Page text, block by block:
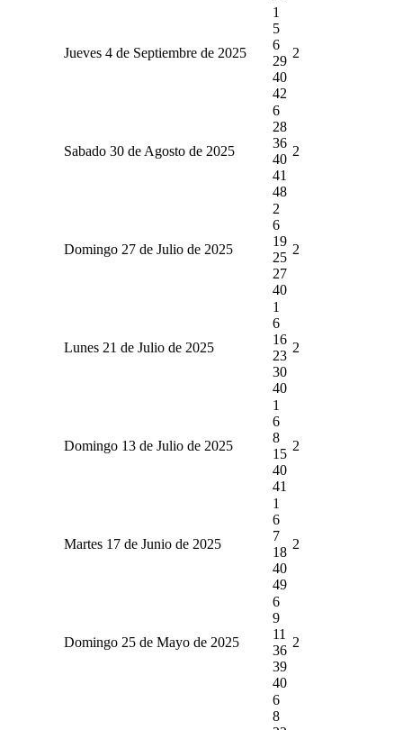
Jueves 4 de Septiembre de 2025
1
5
6
29
40
42
2
Sabado 30 de Agosto de 2025
6
28
36
40
41
48
2
Domingo 27 de Julio de 2025
2
6
19
25
27
40
2
Lunes 21 de Julio de 2025
1
6
16
23
30
40
2
Domingo 13 de Julio de 2025
1
6
8
15
40
41
2
Martes 17 de Junio de 2025
1
6
7
18
40
49
2
Domingo 25 de Mayo de 2025
6
9
11
36
39
40
2
6
8